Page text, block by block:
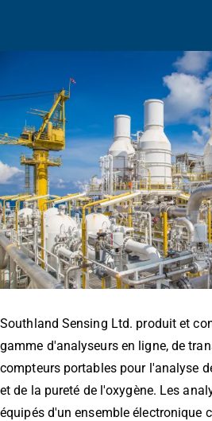
Southland Sensing Ltd. produit et
gamme d'analyseurs en ligne, de
compteurs portables pour l'analyse
et de la pureté de l'oxygène. Les
équipés d'un ensemble électronique